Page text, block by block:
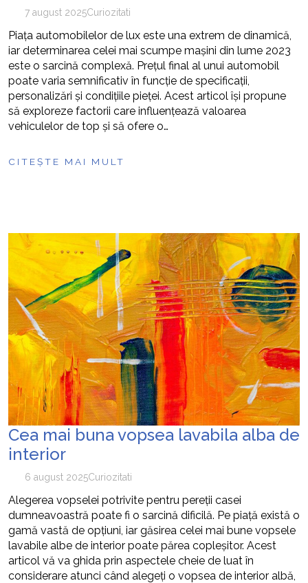
7 august 2025Curiozitati
Piața automobilelor de lux este una extrem de dinamică,
iar determinarea celei mai scumpe mașini din lume 2023
este o sarcină complexă. Prețul final al unui automobil
poate varia semnificativ în funcție de specificații,
personalizări și condițiile pieței. Acest articol își propune
să exploreze factorii care influențează valoarea
vehiculelor de top și să ofere o…
CITEȘTE MAI MULT
Cea mai buna vopsea lavabila alba de
interior
6 august 2025Curiozitati
Alegerea vopselei potrivite pentru pereții casei
dumneavoastră poate fi o sarcină dificilă. Pe piață există o
gamă vastă de opțiuni, iar găsirea celei mai bune vopsele
lavabile albe de interior poate părea copleșitor. Acest
articol vă va ghida prin aspectele cheie de luat în
considerare atunci când alegeți o vopsea de interior albă,